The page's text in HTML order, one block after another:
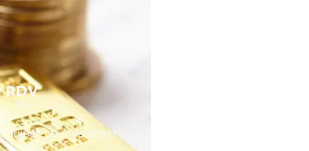
RDV
pour valoriser